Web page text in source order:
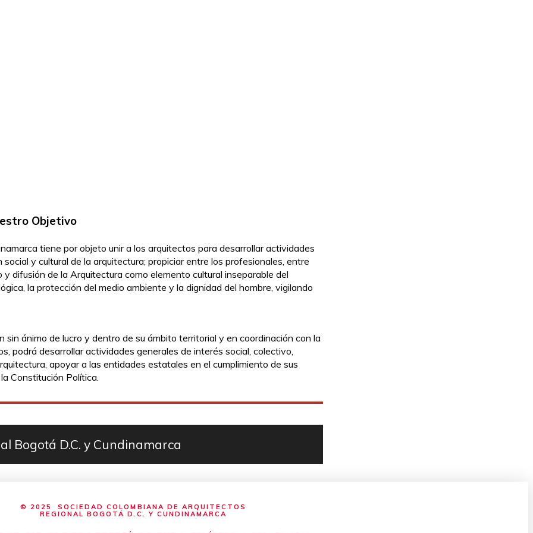
y Estatuto
Objetivo
tiene por objeto unir a los arquitectos para desarrollar actividades
y cultural de la arquitectura; propiciar entre los profesionales, entre
difusión de la Arquitectura como elemento cultural inseparable del
la protección del medio ambiente y la dignidad del hombre, vigilando
ánimo de lucro y dentro de su ámbito territorial y en coordinación con la
podrá desarrollar actividades generales de interés social, colectivo,
apoyar a las entidades estatales en el cumplimiento de sus
Constitución Política.
Bogotá D.C. y Cundinamarca
© 2025 SOCIEDAD COLOMBIANA DE ARQUITECTOS
REGIONAL BOGOTÁ D.C. Y CUNDINAMARCA